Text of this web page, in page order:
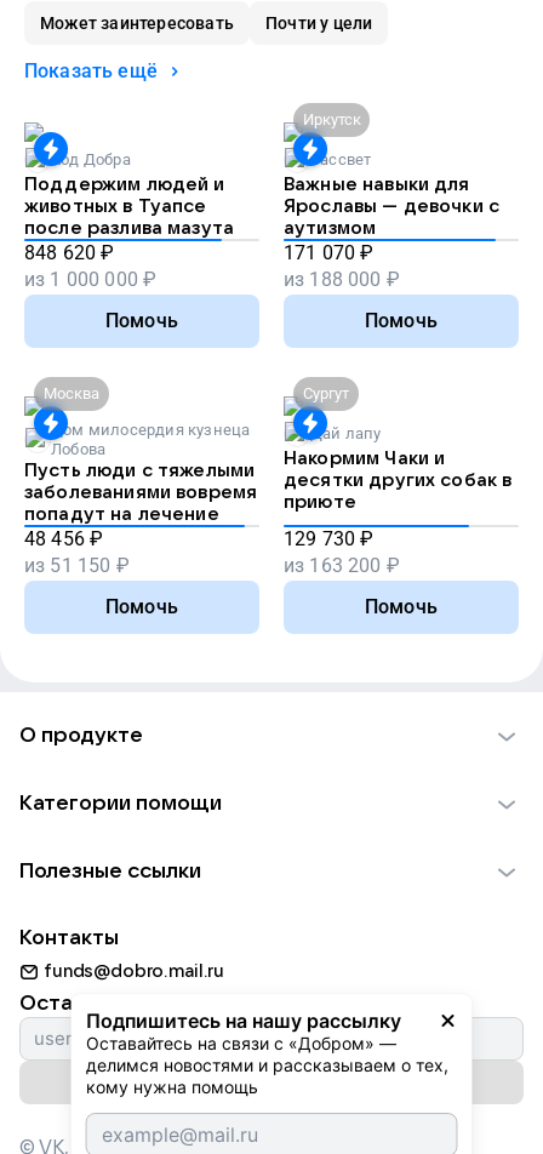
Может заинтересовать Почти у цели
Показать ещё
Код Добра
Поддержим людей и
животных в Туапсе
после разлива мазута
848 620 ₽
из 1 000 000 ₽
Помочь
Иркутск
Рассвет
Важные навыки для
Ярославы — девочки с
аутизмом
171 070 ₽
из 188 000 ₽
Помочь
Москва
Дом милосердия кузнеца
Лобова
Пусть люди с тяжелыми
заболеваниями вовремя
попадут на лечение
48 456 ₽
из 51 150 ₽
Помочь
Сургут
Дай лапу
Накормим Чаки и
десятки других собак в
приюте
129 730 ₽
из 163 200 ₽
Помочь
Подпишитесь на нашу рассылку
Оставайтесь на связи с «Добром» —
делимся новостями и рассказываем о тех,
кому нужна помощь
О продукте
Использование материалов
Для НКО
Партнерам
Категории помощи
Пожилым
Животным
Природе
Культуре
Фондам
Полезные ссылки
Добрый день
Истории
Автоплатежи
Контакты
funds@dobro.mail.ru
Оставайтесь с нами
Подписаться на рассылку
© VK, 2026г. Все права защищены.